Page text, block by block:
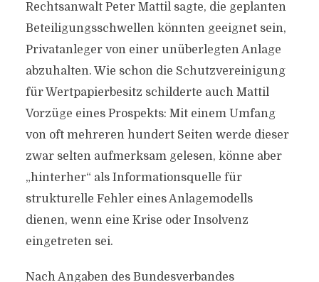
Rechtsanwalt Peter Mattil sagte, die geplanten
Beteiligungsschwellen könnten geeignet sein,
Privatanleger von einer unüberlegten Anlage
abzuhalten. Wie schon die Schutzvereinigung
für Wertpapierbesitz schilderte auch Mattil
Vorzüge eines Prospekts: Mit einem Umfang
von oft mehreren hundert Seiten werde dieser
zwar selten aufmerksam gelesen, könne aber
„hinterher“ als Informationsquelle für
strukturelle Fehler eines Anlagemodells
dienen, wenn eine Krise oder Insolvenz
eingetreten sei.
Nach Angaben des Bundesverbandes